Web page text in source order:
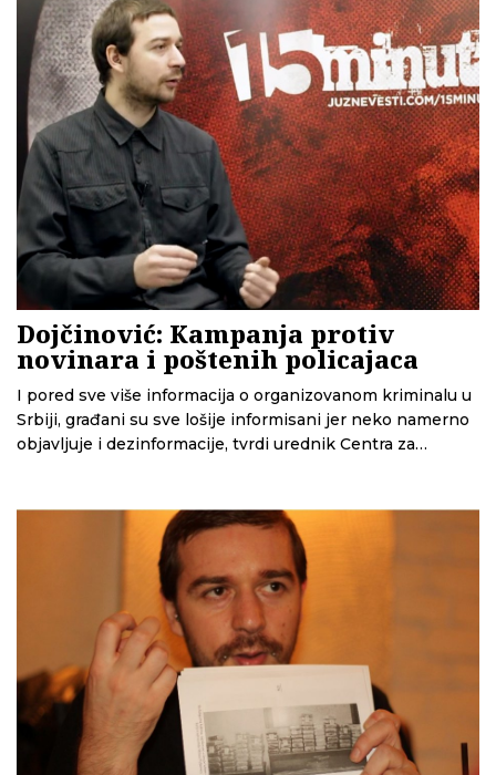
dokaza koje je prikupio u petogodišnjoj avanturi putujući
po Evropi i preko okeana, sledio je trag novca i droge
kako bi raspleo kriminalno klupko balkanskog narko-
kartela koje je imalo veliku političku podršku u pranju
novca. Iskoristili smo Stevanovu promociju "Šarića" na
Niškom sajmu knjiga da popričamo o samoj knjizi,
umešanosti političara u kokainske kanale, kao i o tome
koliko su novinari danas slobodni da istražuju političke
afere
Dojčinović: Kampanja protiv
novinara i poštenih policajaca
I pored sve više informacija o organizovanom kriminalu u
Srbiji, građani su sve lošije informisani jer neko namerno
objavljuje i dezinformacije, tvrdi urednik Centra za